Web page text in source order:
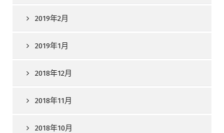
2019年2月
2019年1月
2018年12月
2018年11月
2018年10月